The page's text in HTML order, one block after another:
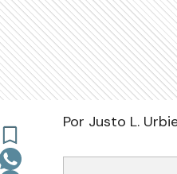
Por Justo L.